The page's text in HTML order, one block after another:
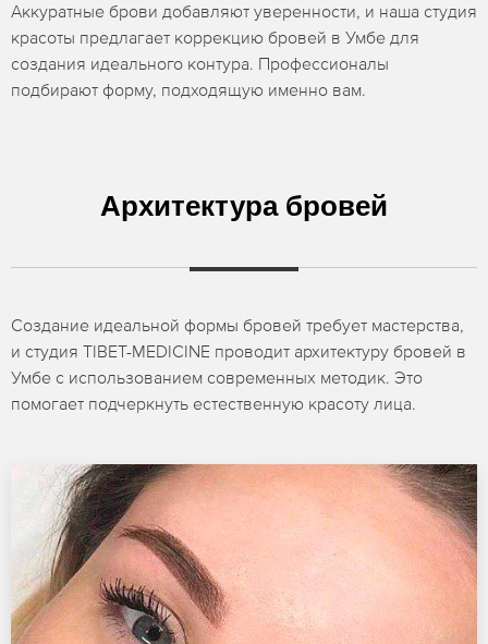
Аккуратные брови добавляют уверенности, и наша студия
красоты предлагает коррекцию бровей в Умбе для
создания идеального контура. Профессионалы
подбирают форму, подходящую именно вам.
Архитектура бровей
Создание идеальной формы бровей требует мастерства,
и студия TIBET-MEDICINE проводит архитектуру бровей в
Умбе с использованием современных методик. Это
помогает подчеркнуть естественную красоту лица.